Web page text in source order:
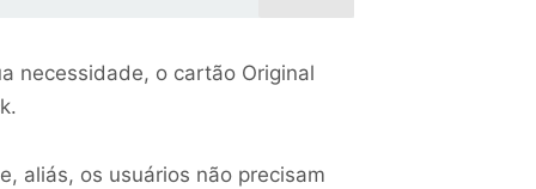
necessidade, o cartão Original
aliás, os usuários não precisam